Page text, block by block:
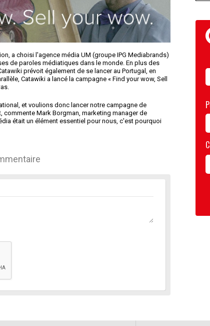
a choisi l'agence média UM (groupe IPG Mediabrands)
de paroles médiatiques dans le monde. En plus des
prévoit également de se lancer au Portugal, en
Catawiki a lancé la campagne « Find your wow, Sell
et voulions donc lancer notre campagne de
Mark Borgman, marketing manager de
était un élément essentiel pour nous, c'est pourquoi